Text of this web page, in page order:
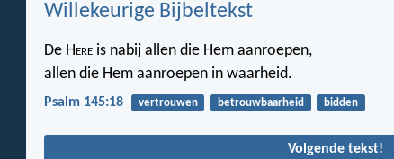
Willekeurige Bijbeltekst
De Here is nabij allen die Hem aanroepen,
allen die Hem aanroepen in waarheid.
Psalm 145:18 vertrouwen betrouwbaarheid bidden
Volgende tekst!